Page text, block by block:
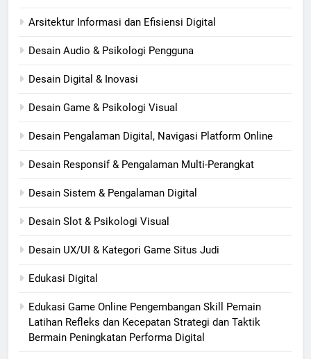
Arsitektur Informasi dan Efisiensi Digital
Desain Audio & Psikologi Pengguna
Desain Digital & Inovasi
Desain Game & Psikologi Visual
Desain Pengalaman Digital, Navigasi Platform Online
Desain Responsif & Pengalaman Multi-Perangkat
Desain Sistem & Pengalaman Digital
Desain Slot & Psikologi Visual
Desain UX/UI & Kategori Game Situs Judi
Edukasi Digital
Edukasi Game Online Pengembangan Skill Pemain
Latihan Refleks dan Kecepatan Strategi dan Taktik
Bermain Peningkatan Performa Digital